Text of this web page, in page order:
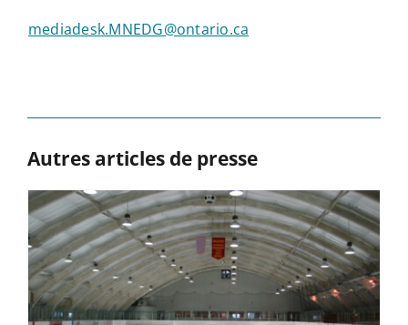
mediadesk.MNEDG@ontario.ca
Autres articles de presse